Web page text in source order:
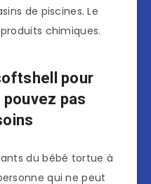
de piscines. Le
chimiques.
pour
pas
du bébé tortue à
qui ne peut